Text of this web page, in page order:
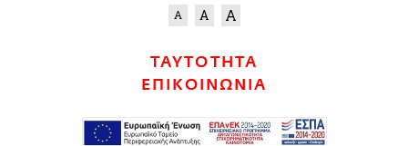
ΤΑΥΤΟΤΗΤΑ
ΕΠΙΚΟΙΝΩΝΙΑ